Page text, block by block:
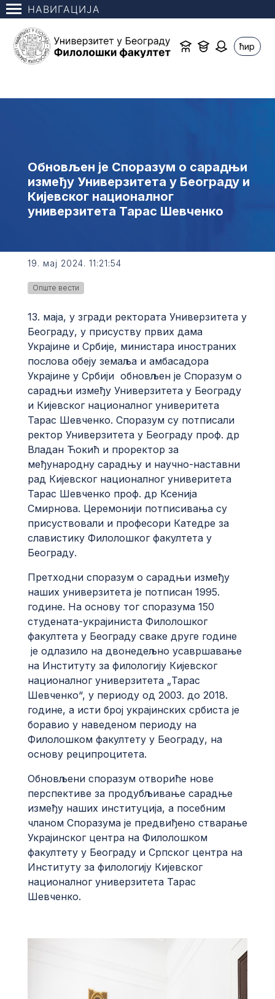
НАВИГАЦИЈА
ћир
Обновљен је Споразум о сарадњи
између Универзитета у Београду и
Кијевског националног
универзитета Тарас Шевченко
19. мај 2024. 11:21:54
Опште вести
13. маја, у згради ректората Универзитета у
Београду, у присуству првих дама
Украјине и Србије, министара иностраних
послова обеју земаља и амбасадора
Украјине у Србији обновљен је Споразум о
сарадњи између Универзитета у Београду
и Кијевског националног универитета
Тарас Шевченко. Споразум су потписали
ректор Универзитета у Београду проф. др
Владан Ћокић и проректор за
међународну сарадњу и научно-наставни
рад Кијевског националног универитета
Тарас Шевченко проф. др Ксенија
Смирнова. Церемонији потписивања су
присуствовали и професори Катедре за
славистику Филолошког факултета у
Београду.
Претходни споразум о сарадњи између
наших универзитета је потписан 1995.
године. На основу тог споразума 150
студената-украјиниста Филолошког
факултета у Београду сваке друге године
је одлазило на двонедељно усавршавање
на Институту за филологију Кијевског
националног универзитета „Тарас
Шевченко“, у периоду од 2003. до 2018.
године, а исти број украјинских србиста је
боравио у наведеном периоду на
Филолошком факултету у Београду, на
основу реципроцитета.
Обновљени споразум отвориће нове
перспективе за продубљивање сарадње
између наших институција, а посебним
чланом Споразума је предвиђено стварање
Украјинског центра на Филолошком
факултету у Београду и Српског центра на
Институту за филологију Кијевског
националног универзитета Тарас
Шевченко.